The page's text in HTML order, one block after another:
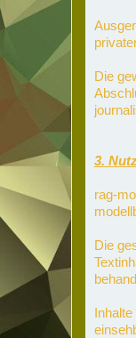
Die
3.
rag-
Die